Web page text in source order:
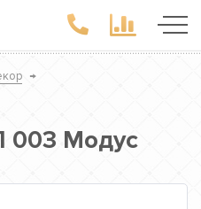
→
003 Модус